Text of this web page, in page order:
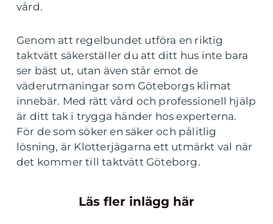
vård.
Genom att regelbundet utföra en riktig
taktvätt säkerställer du att ditt hus inte bara
ser bäst ut, utan även står emot de
väderutmaningar som Göteborgs klimat
innebär. Med rätt vård och professionell hjälp
är ditt tak i trygga händer hos experterna.
För de som söker en säker och pålitlig
lösning, är Klotterjägarna ett utmärkt val när
det kommer till taktvätt Göteborg.
Läs fler inlägg här